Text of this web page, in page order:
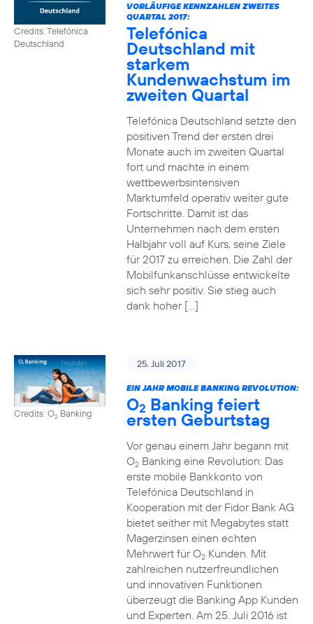
Credits: Telefónica
Deutschland
VORLÄUFIGE KENNZAHLEN ZWEITES
QUARTAL 2017:
Telefónica
Deutschland mit
starkem
Kundenwachstum im
zweiten Quartal
Telefónica Deutschland setzte den
positiven Trend der ersten drei
Monate auch im zweiten Quartal
fort und machte in einem
wettbewerbsintensiven
Marktumfeld operativ weiter gute
Fortschritte. Damit ist das
Unternehmen nach dem ersten
Halbjahr voll auf Kurs, seine Ziele
für 2017 zu erreichen. Die Zahl der
Mobilfunkanschlüsse entwickelte
sich sehr positiv. Sie stieg auch
dank hoher […]
Credits: O2 Banking
25. Juli 2017
EIN JAHR MOBILE BANKING REVOLUTION:
O2 Banking feiert
ersten Geburtstag
Vor genau einem Jahr begann mit
O2Banking eine Revolution: Das
erste mobile Bankkonto von
Telefónica Deutschland in
Kooperation mit der Fidor Bank AG
bietet seither mit Megabytes statt
Magerzinsen einen echten
Mehrwert für O2Kunden. Mit
zahlreichen nutzerfreundlichen
und innovativen Funktionen
überzeugt die Banking App Kunden
und Experten. Am 25. Juli 2016 ist